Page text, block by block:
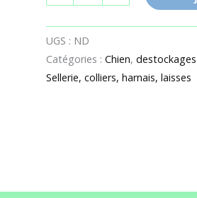
UGS : ND
Catégories :Chien,
Sellerie, colliers, harnais, laisses